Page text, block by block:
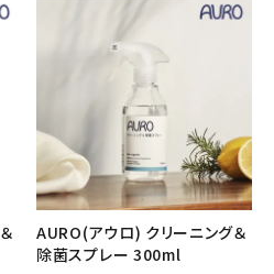
AURO(アウロ) クリーニング＆
除菌スプレー 300ml